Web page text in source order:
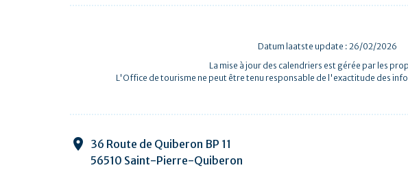
Datum laatste update : 26/02/2026
La mise à jour des calendriers est gérée par les
L'Office de tourisme ne peut être tenu responsable de l'exactitude des
36 Route de Quiberon BP 11
56510 Saint-Pierre-Quiberon